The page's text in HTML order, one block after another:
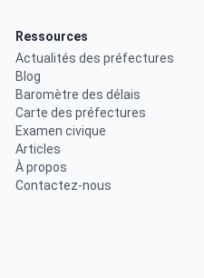
Ressources
Actualités des préfectures
Blog
Baromètre des délais
Carte des préfectures
Examen civique
Articles
À propos
Contactez-nous